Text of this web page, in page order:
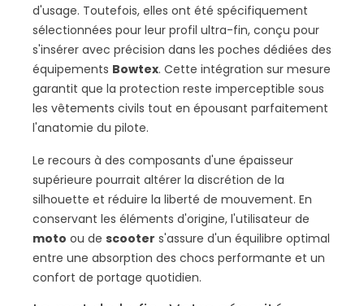
d'usage. Toutefois, elles ont été spécifiquement
sélectionnées pour leur profil ultra-fin, conçu pour
s'insérer avec précision dans les poches dédiées des
équipements Bowtex. Cette intégration sur mesure
garantit que la protection reste imperceptible sous
les vêtements civils tout en épousant parfaitement
l'anatomie du pilote.
Le recours à des composants d'une épaisseur
supérieure pourrait altérer la discrétion de la
silhouette et réduire la liberté de mouvement. En
conservant les éléments d'origine, l'utilisateur de
moto ou de scooter s'assure d'un équilibre optimal
entre une absorption des chocs performante et un
confort de portage quotidien.